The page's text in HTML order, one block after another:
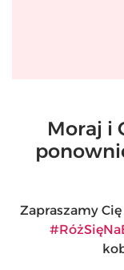
Moraj i
Zapraszamy